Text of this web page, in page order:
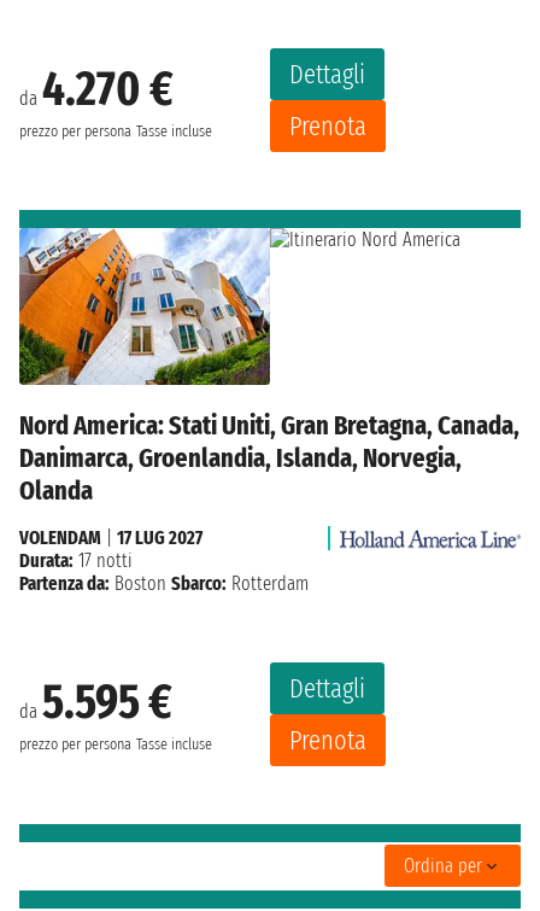
da 4.270 €
prezzo per persona Tasse incluse
Dettagli
Prenota
Nord America: Stati Uniti, Gran Bretagna, Canada,
Danimarca, Groenlandia, Islanda, Norvegia,
Olanda
da 5.595 €
prezzo per persona Tasse incluse
Dettagli
Prenota
VOLENDAM
17 LUG 2027
Durata: 17 notti
Partenza da: Boston Sbarco: Rotterdam
Ordina per